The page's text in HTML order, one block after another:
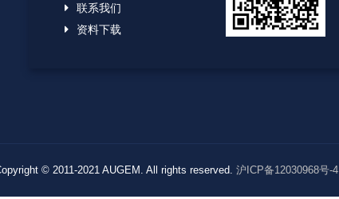
联系我们
资料下载
© 2011-2021 AUGEM. All rights reserved. 沪ICP备12030968号-4